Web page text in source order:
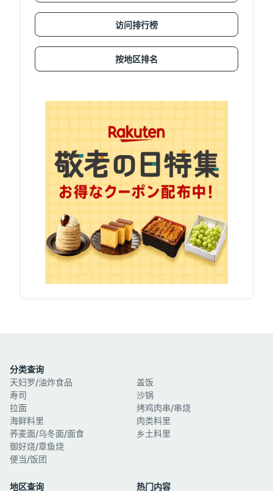
访问排行榜
按地区排名
分类查询
天妇罗/油炸食品
寿司
拉面
海鲜料里
荞麦面/乌冬面/面食
御好烧/章鱼烧
便当/饭团
盖饭
沙锅
烤鸡肉串/串烧
肉类料里
乡土料里
地区查询 热门内容